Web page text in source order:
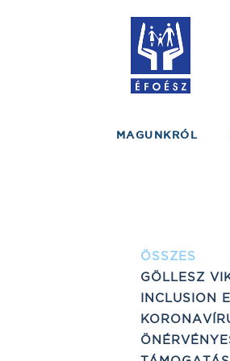
MAGUNKRÓL
ÖSSZES
GÖLLESZ
INCLUSION